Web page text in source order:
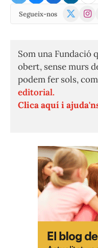
Segueix-nos
X
Som una Fundació
obert, sense murs
podem fer sols,
editorial.
Clica aquí i